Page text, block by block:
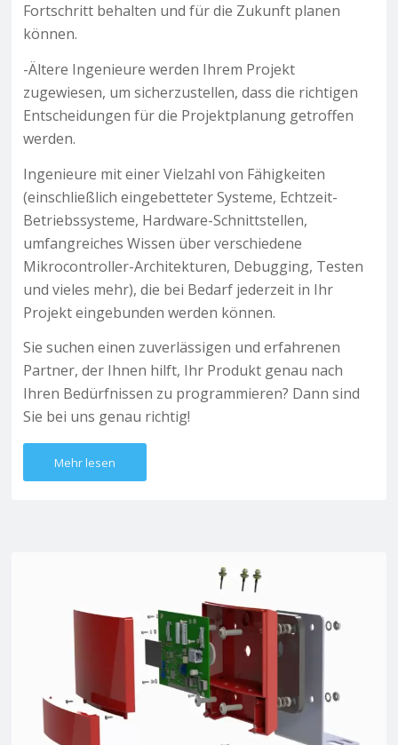
Fortschritt behalten und für die Zukunft planen
können.
-Ältere Ingenieure werden Ihrem Projekt
zugewiesen, um sicherzustellen, dass die richtigen
Entscheidungen für die Projektplanung getroffen
werden.
Ingenieure mit einer Vielzahl von Fähigkeiten
(einschließlich eingebetteter Systeme, Echtzeit-
Betriebssysteme, Hardware-Schnittstellen,
umfangreiches Wissen über verschiedene
Mikrocontroller-Architekturen, Debugging, Testen
und vieles mehr), die bei Bedarf jederzeit in Ihr
Projekt eingebunden werden können.
Sie suchen einen zuverlässigen und erfahrenen
Partner, der Ihnen hilft, Ihr Produkt genau nach
Ihren Bedürfnissen zu programmieren? Dann sind
Sie bei uns genau richtig!
Mehr lesen